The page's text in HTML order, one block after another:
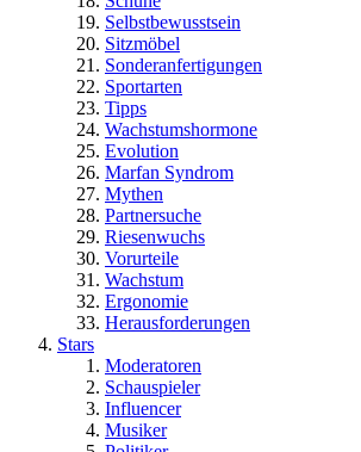
Selbstbewusstsein
Sitzmöbel
Sonderanfertigungen
Sportarten
Tipps
Wachstumshormone
Evolution
Marfan Syndrom
Mythen
Partnersuche
Riesenwuchs
Vorurteile
Wachstum
Ergonomie
Herausforderungen
Stars
Moderatoren
Schauspieler
Influencer
Musiker